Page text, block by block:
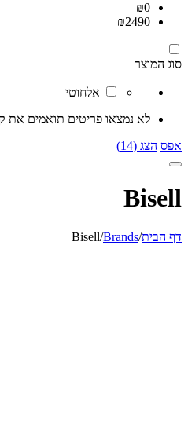
₪0
₪2490
סוג המוצר
אלחוטי
לא נמצאו פריטים תואמים את
אפס הצג (14)
Bisell
דף הבית/
Brands
/
Bisell